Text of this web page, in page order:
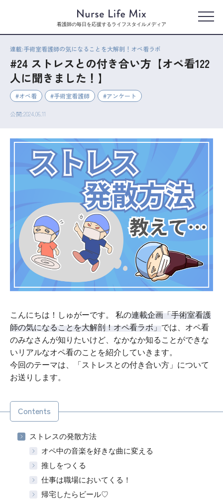
看護師の毎日を応援するライフスタイルメディア
連載:手術室看護師の気になることを大解剖！オペ看ラボ
#24 ストレスとの付き合い方【オペ看122
人に聞きました！】
オペ看 手術室看護師 アンケート
公開:2024.06.11
こんにちは！しゅがーです。 私の連載企画「手術室看護
師の気になることを大解剖！オペ看ラボ」 では、オペ看
のみなさんが知りたいけど、なかなか知ることができな
いリアルなオペ看のことを紹介していきます。
今回のテーマは、「ストレスとの付き合い方」について
お送りします。
Contents
ストレスの発散方法
オペ中の音楽を好きな曲に変える
推しをつくる
仕事は職場においてくる！
帰宅したらビール♡